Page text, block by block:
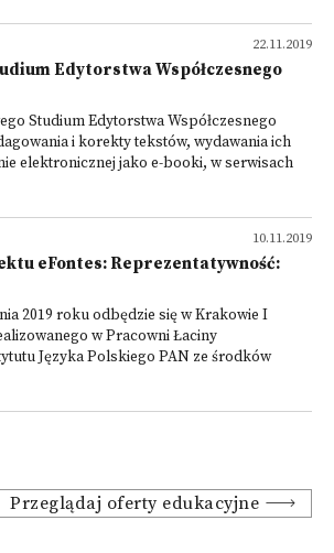
22.11.2019
Edytorstwa Współczesnego
Studium Edytorstwa Współczesnego
i korekty tekstów, wydawania ich
elektronicznej jako e-booki, w serwisach
10.11.2019
eFontes: Reprezentatywność:
2019 roku odbędzie się w Krakowie I
w Pracowni Łaciny
Języka Polskiego PAN ze środków
Przeglądaj oferty edukacyjne